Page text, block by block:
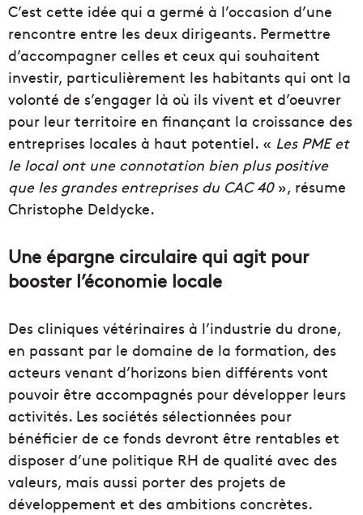
C’est cette idée qui a germé à l’occasion d’une
rencontre entre les deux dirigeants. Permettre
d’accompagner celles et ceux qui souhaitent
investir, particulièrement les habitants qui ont la
volonté de s’engager là où ils vivent et d’oeuvrer
pour leur territoire en finançant la croissance des
entreprises locales à haut potentiel. « Les PME et
le local ont une connotation bien plus positive
que les grandes entreprises du CAC 40», résume
Christophe Deldycke.
Une épargne circulaire qui agit pour
booster l’économie locale
Des cliniques vétérinaires à l’industrie du drone,
en passant par le domaine de la formation, des
acteurs venant d’horizons bien différents vont
pouvoir être accompagnés pour développer leurs
activités. Les sociétés sélectionnées pour
bénéficier de ce fonds devront être rentables et
disposer d’une politique RH de qualité avec des
valeurs, mais aussi porter des projets de
développement et des ambitions concrètes.